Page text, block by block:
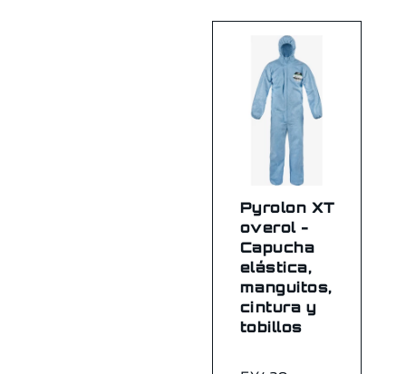
Pyrolon XT
overol -
Capucha
elástica,
manguitos,
cintura y
tobillos